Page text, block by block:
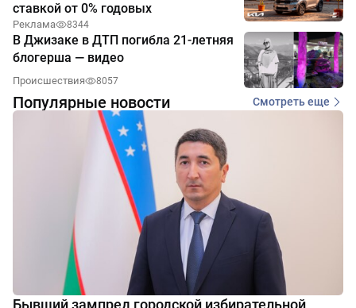
ставкой от 0% годовых
Реклама 8344
В Джизаке в ДТП погибла 21-летняя
блогерша — видео
Происшествия 8057
Популярные новости Смотреть еще